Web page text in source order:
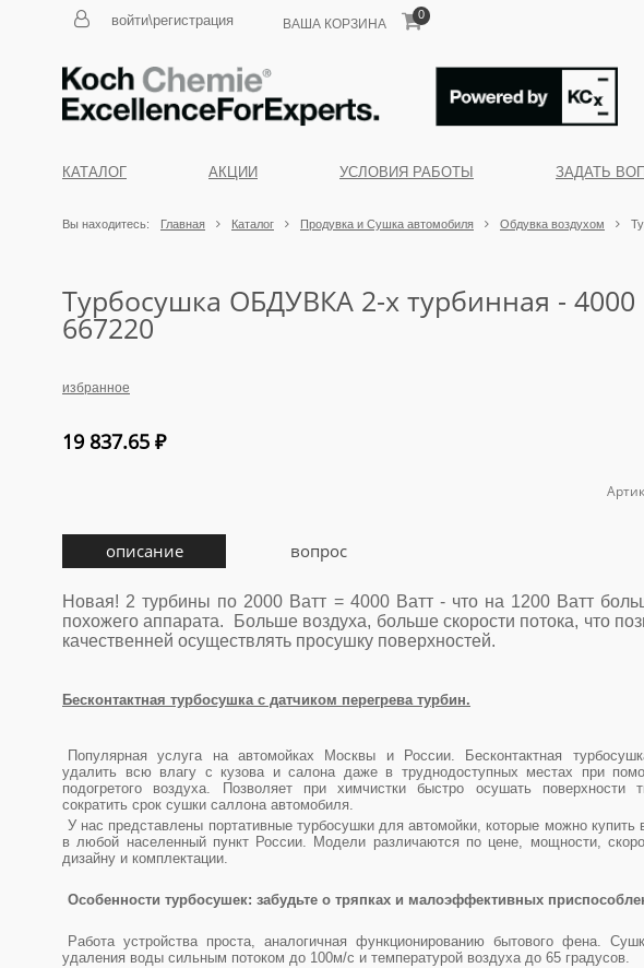
войти\регистрация ВАША КОРЗИНА
0
КАТАЛОГ АКЦИИ УСЛОВИЯ РАБОТЫ ЗАДАТЬ
Вы находитесь: Главная Каталог Продувка и Сушка автомобиля Обдувка воздухом
Турбосушка ОБДУВКА 2-х турбинная - 4000
667220
избранное
19 837.65 ₽
описание вопрос
Новая! 2 турбины по 2000 Ватт = 4000 Ватт - что на 1200 Ватт
похожего аппарата. Больше воздуха, больше скорости потока, что
качественней осуществлять просушку поверхностей.
Бесконтактная турбосушка с датчиком перегрева турбин.
Популярная услуга на автомойках Москвы и России. Бесконтактная
удалить всю влагу с кузова и салона даже в труднодоступных местах при
подогретого воздуха. Позволяет при химчистки быстро осушать поверхности
сократить срок сушки саллона автомобиля.
У нас представлены портативные турбосушки для автомойки, которые можно купить
в любой населенный пункт России. Модели различаются по цене, мощности,
дизайну и комплектации.
Особенности турбосушек: забудьте о тряпках и малоэффективных
Работа устройства проста, аналогичная функционированию бытового фена.
удаления воды сильным потоком до 100м/с и температурой воздуха до 65 градусов.